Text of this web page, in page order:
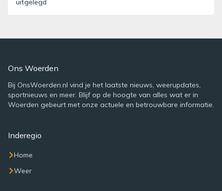
uitgelegd
Ons Woerden
Bij OnsWoerden.nl vind je het laatste nieuws, weerupdates,
sportnieuws en meer. Blijf op de hoogte van alles wat er in
Woerden gebeurt met onze actuele en betrouwbare informatie.
Inderegio
Home
Weer